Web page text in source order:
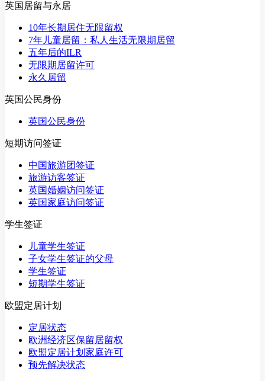
英国居留与永居
10年长期居住无限留权
7年儿童居留：私人生活无限期居留
五年后的ILR
无限期居留许可
永久居留
英国公民身份
英国公民身份
短期访问签证
中国旅游团签证
旅游访客签证
英国婚姻访问签证
英国家庭访问签证
学生签证
儿童学生签证
子女学生签证的父母
学生签证
短期学生签证
欧盟定居计划
定居状态
欧洲经济区保留居留权
欧盟定居计划家庭许可
预先解决状态